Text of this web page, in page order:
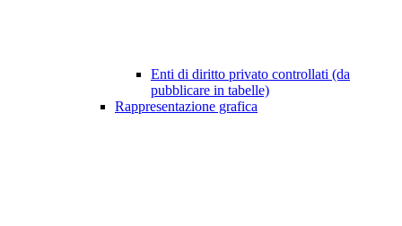
Enti di diritto privato controllati (da
pubblicare in tabelle)
Rappresentazione grafica